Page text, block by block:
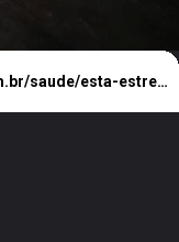
https://www.cnnbrasil.com.br/saude/esta-estressado-bebida-feita-com-cacau-pode-ajudar-diz-estudo